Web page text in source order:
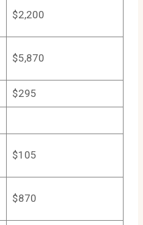
$2,200
$5,870
$295
$105
$870